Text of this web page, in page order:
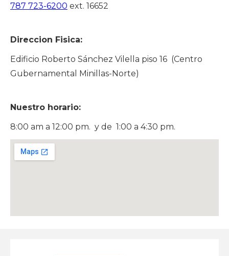
787 723-6200 ext. 16652
Direccion Fisica:
Edificio Roberto Sánchez Vilella piso 16 (Centro
Gubernamental Minillas-Norte)
Nuestro horario:
8:00 am a 12:00 pm. y de 1:00 a 4:30 pm.